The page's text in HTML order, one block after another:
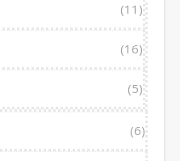
(11)
(16)
(5)
(6)